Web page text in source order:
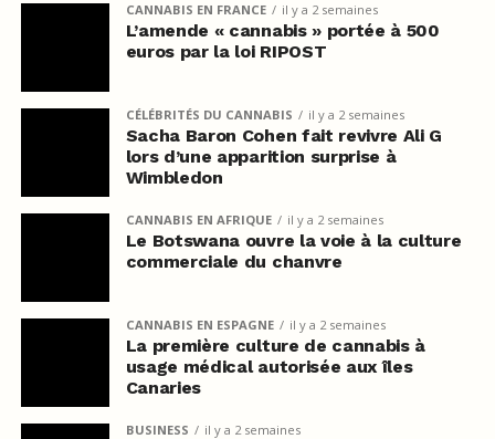
CANNABIS EN FRANCE il y a 2 semaines
L’amende « cannabis » portée à 500
euros par la loi RIPOST
CÉLÉBRITÉS DU CANNABIS il y a 2 semaines
Sacha Baron Cohen fait revivre Ali G
lors d’une apparition surprise à
Wimbledon
CANNABIS EN AFRIQUE il y a 2 semaines
Le Botswana ouvre la voie à la culture
commerciale du chanvre
CANNABIS EN ESPAGNE il y a 2 semaines
La première culture de cannabis à
usage médical autorisée aux îles
Canaries
BUSINESS il y a 2 semaines